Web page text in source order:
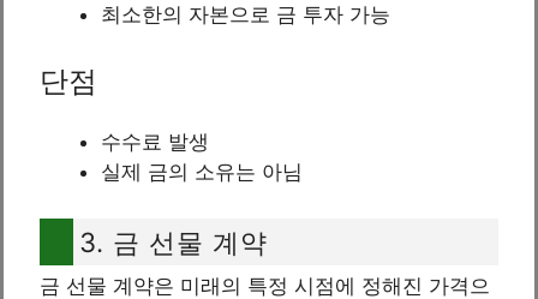
최소한의 자본으로 금 투자 가능
단점
수수료 발생
실제 금의 소유는 아님
3. 금 선물 계약
금 선물 계약은 미래의 특정 시점에 정해진 가격으